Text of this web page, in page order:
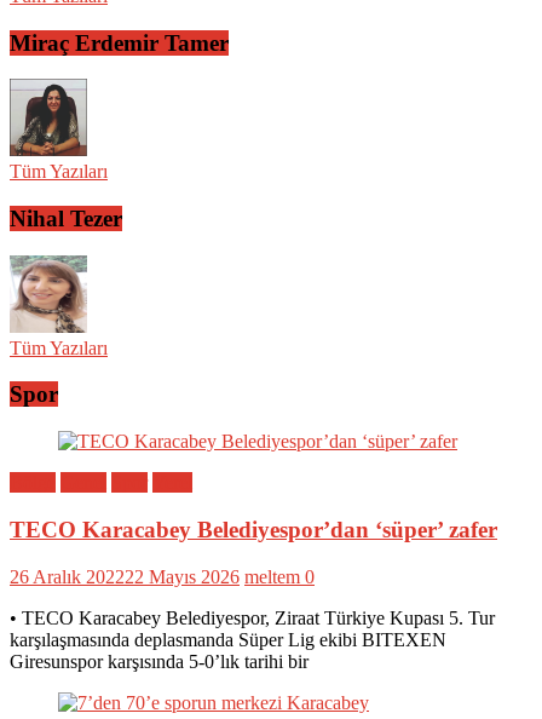
Miraç Erdemir Tamer
Tüm Yazıları
Nihal Tezer
Tüm Yazıları
Spor
TECO Karacabey Belediyespor’dan ‘süper’ zafer
26 Aralık 202222 Mayıs 2026 meltem 0
• TECO Karacabey Belediyespor, Ziraat Türkiye Kupası 5. Tur
karşılaşmasında deplasmanda Süper Lig ekibi BITEXEN
Giresunspor karşısında 5-0’lık tarihi bir